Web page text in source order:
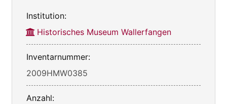
Institution:
Historisches Museum Wallerfangen
Inventarnummer:
2009HMW0385
Anzahl: